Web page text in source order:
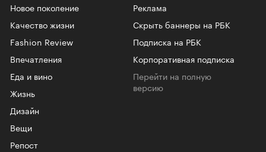
Новое поколение
Качество жизни
Fashion Review
Впечатления
Еда и вино
Жизнь
Дизайн
Вещи
Репост
Реклама
Скрыть баннеры на РБК
Подписка на РБК
Корпоративная подписка
Перейти на полную
версию